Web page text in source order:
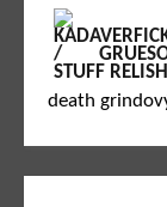
death